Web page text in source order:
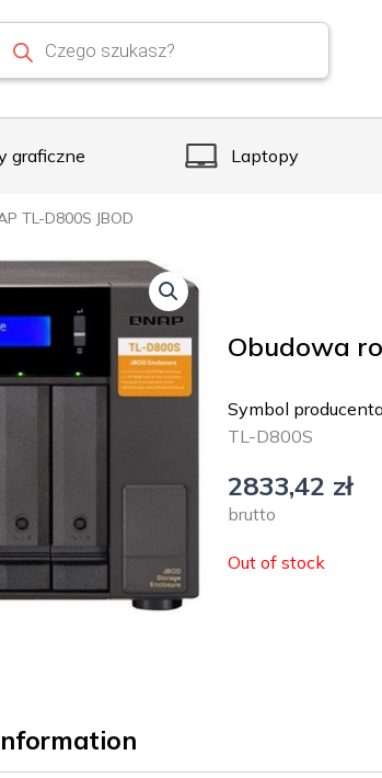
graficzne Laptopy
TL-D800S JBOD
Obudowa
Symbol
TL-D800S
2833,42 zł
brutto
Out of stock